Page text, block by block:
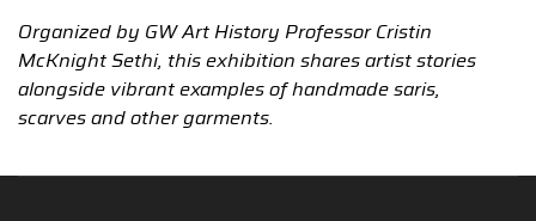
Organized by GW Art History Professor Cristin
McKnight Sethi, this exhibition shares artist stories
alongside vibrant examples of handmade saris,
scarves and other garments.